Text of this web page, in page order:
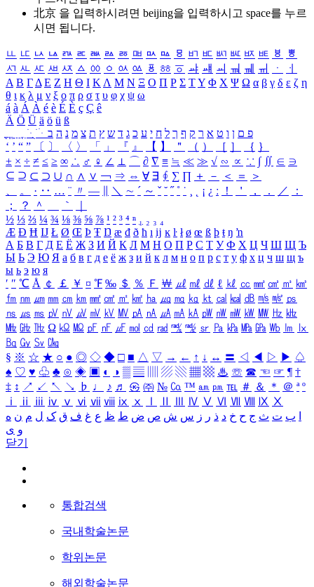
北京 을 입력하시려면 beijing을 입력하시고 space를 누르
시면 됩니다.
ㅥ ㅦ ㅧ ㅨ ㅩ ㅪ ㅫ ㅬ ㅭ ㅮ ㅯ ㅰ ㅱ ㅲ ㅳ ㅴ ㅵ ㅶ ㅷ ㅸ
ㅹ
ㅺ ㅻ ㅼ ㅽ ㅾ ㅿ ㆀ ㆁ ㆂ ㆃ ㆄ ㆅ ㆆ ㆇ ㆈ ㆉ ㆊ ㆋ ㆌ ㆍ
ㆎ
Α Β ΓΔ Ε Ζ Η Θ Ι ΚΛ Μ Ν Ξ Ο Π Ρ Σ ΤΥ Φ Χ Ψ Ω α β γ δ ε ζ η
θ ι κ λ μ ν ξ ο π ρ σ τ υ φ χ ψ ω
á à Á À é è É È ç Ç ê
Ä Ö Ü ä ö ü ß
ִֶֹ ֻּ ׁׂ פ ם ן ו ט א ר ק ף ך ל ח י ע כ ג ד ש ץ ת צ מ נ ה ב
‘ ’ “ ” 〔 〕 〈 〉 「 」 『 』 【 】 ＂ （ ） ［ ］ ｛ ｝
± × ÷ ≠ ≤ ≥ ∞ ∴ ♂ ♀ ∠ ⊥ ⌒ ∂ ∇ ≡ ≒ ≪ ≫ √ ∽ ∝ ∵ ∫ ∬ ∈ ∋
⊆ ⊇ ⊂ ⊃ ∪ ∩ ∧ ∨ ￢ ⇒ ⇔ ∀ ∃ ∮ ∑ ∏ ＋ － ＜ ＝
＞
、
。 · ‥ … ¨ 〃 ― ＼ ∼ ´ ～ ˇ ˘ ˝ ˚ ˙ ¸ ¡ ¿ ː ！ ＇ ， ． ／
：
；
？ ＾ ｀
½ ⅓ ⅔ ¼ ¾ ⅛ ⅜ ⅝ ⅞ ¹ ² ³ ⁴ ⁿ ₁ ₂ ₃ ₄
Æ Ð Ħ Ĳ Ł Ø Œ Þ Ŧ Ŋ æ đ ð ħ ı ĳ ĸ ŀ ł ø œ ß þ ŧ ŋ ŉ
А Б В Г Д Е Ё Ж З И Й К Л М Н О П Р С Т У Ф Х Ц Ч Ш Щ Ъ
Ы Ь Э Ю Я а б в г д е ё ж з и й к л м н о п р с т у ф х ц ч ш щ ъ
ы ь э ю я
′ ″ ℃ Å ￠ ￡ ￥ ¤ ℉ ‰ ＄ ％ Ｆ ￦ ㎕ ㎖ ㎗ ℓ ㎘ ㏄ ㎣ ㎤ ㎥ ㎦
㎙ ㎚ ㎛ ㎜ ㎝ ㎞ ㎟ ㎠ ㎡ ㎢ ㏊ ㎍ ㎎ ㎏ ㏏ ㎈ ㎉ ㏈ ㎧ ㎨ ㎰
㎱ ㎲ ㎳ ㎴ ㎵ ㎶ ㎷ ㎸ ㎹ ㎀ ㎁ ㎂ ㎃ ㎄ ㎺ ㎻ ㎽ ㎾ ㎿ ㎐ ㎑
㎒ ㎓ ㎔ Ω ㏀ ㏁ ㎊ ㎋ ㎌ ㏖ ㏅ ㎭ ㎮ ㎯ ㏛ ㎩ ㎪ ㎫ ㎬ ㏝ ㏐
㏓
㏃ ㏉ ㏜ ㏆
§ ※ ☆ ★ ○ ● ◎ ◇ ◆ □ ■ △ ▽ → ← ↑ ↓ ↔ 〓 ◁ ◀ ▷ ▶ ♤
♠ ♡ ♥ ♧ ♣ ⊙ ◈ ▣ ◐ ◑ ▒ ▤ ▨ ▧ ▦ ▩ ♨ ☏ ☎ ☜ ☞ ¶ †
‡ ↕ ↗ ↙ ↖ ↘ ♭ ♩ ♪ ♬ ㉿ ㈜ № ㏇ ™ ㏂ ㏘ ℡ ＃ ＆ ＊ ＠ ª º
ⅰ
ⅱ ⅲ ⅳ ⅴ ⅵ ⅶ ⅷ ⅸ ⅹ Ⅳ Ⅴ Ⅵ Ⅶ Ⅷ Ⅸ Ⅹ
ب ت ث ج ح خ د ذ ر ز س ش ص ض ط ظ ع غ ف ق ک ل م ن ه
و ی
닫기
통합검색
국내학술논문
학위논문
해외학술논문